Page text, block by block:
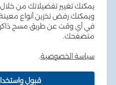
يمكنك تغيير تفضيلاتك من
ويمكنك رفض تخزين أنواع
في أي وقت عن طريق مسح
متصفحك.
سياسة الخصوصية.
قبول